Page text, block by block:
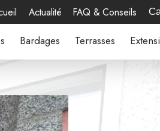
Actualité FAQ & Conseils
Bardages Terrasses